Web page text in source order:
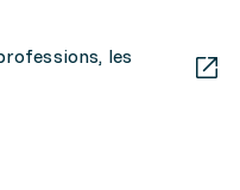
les